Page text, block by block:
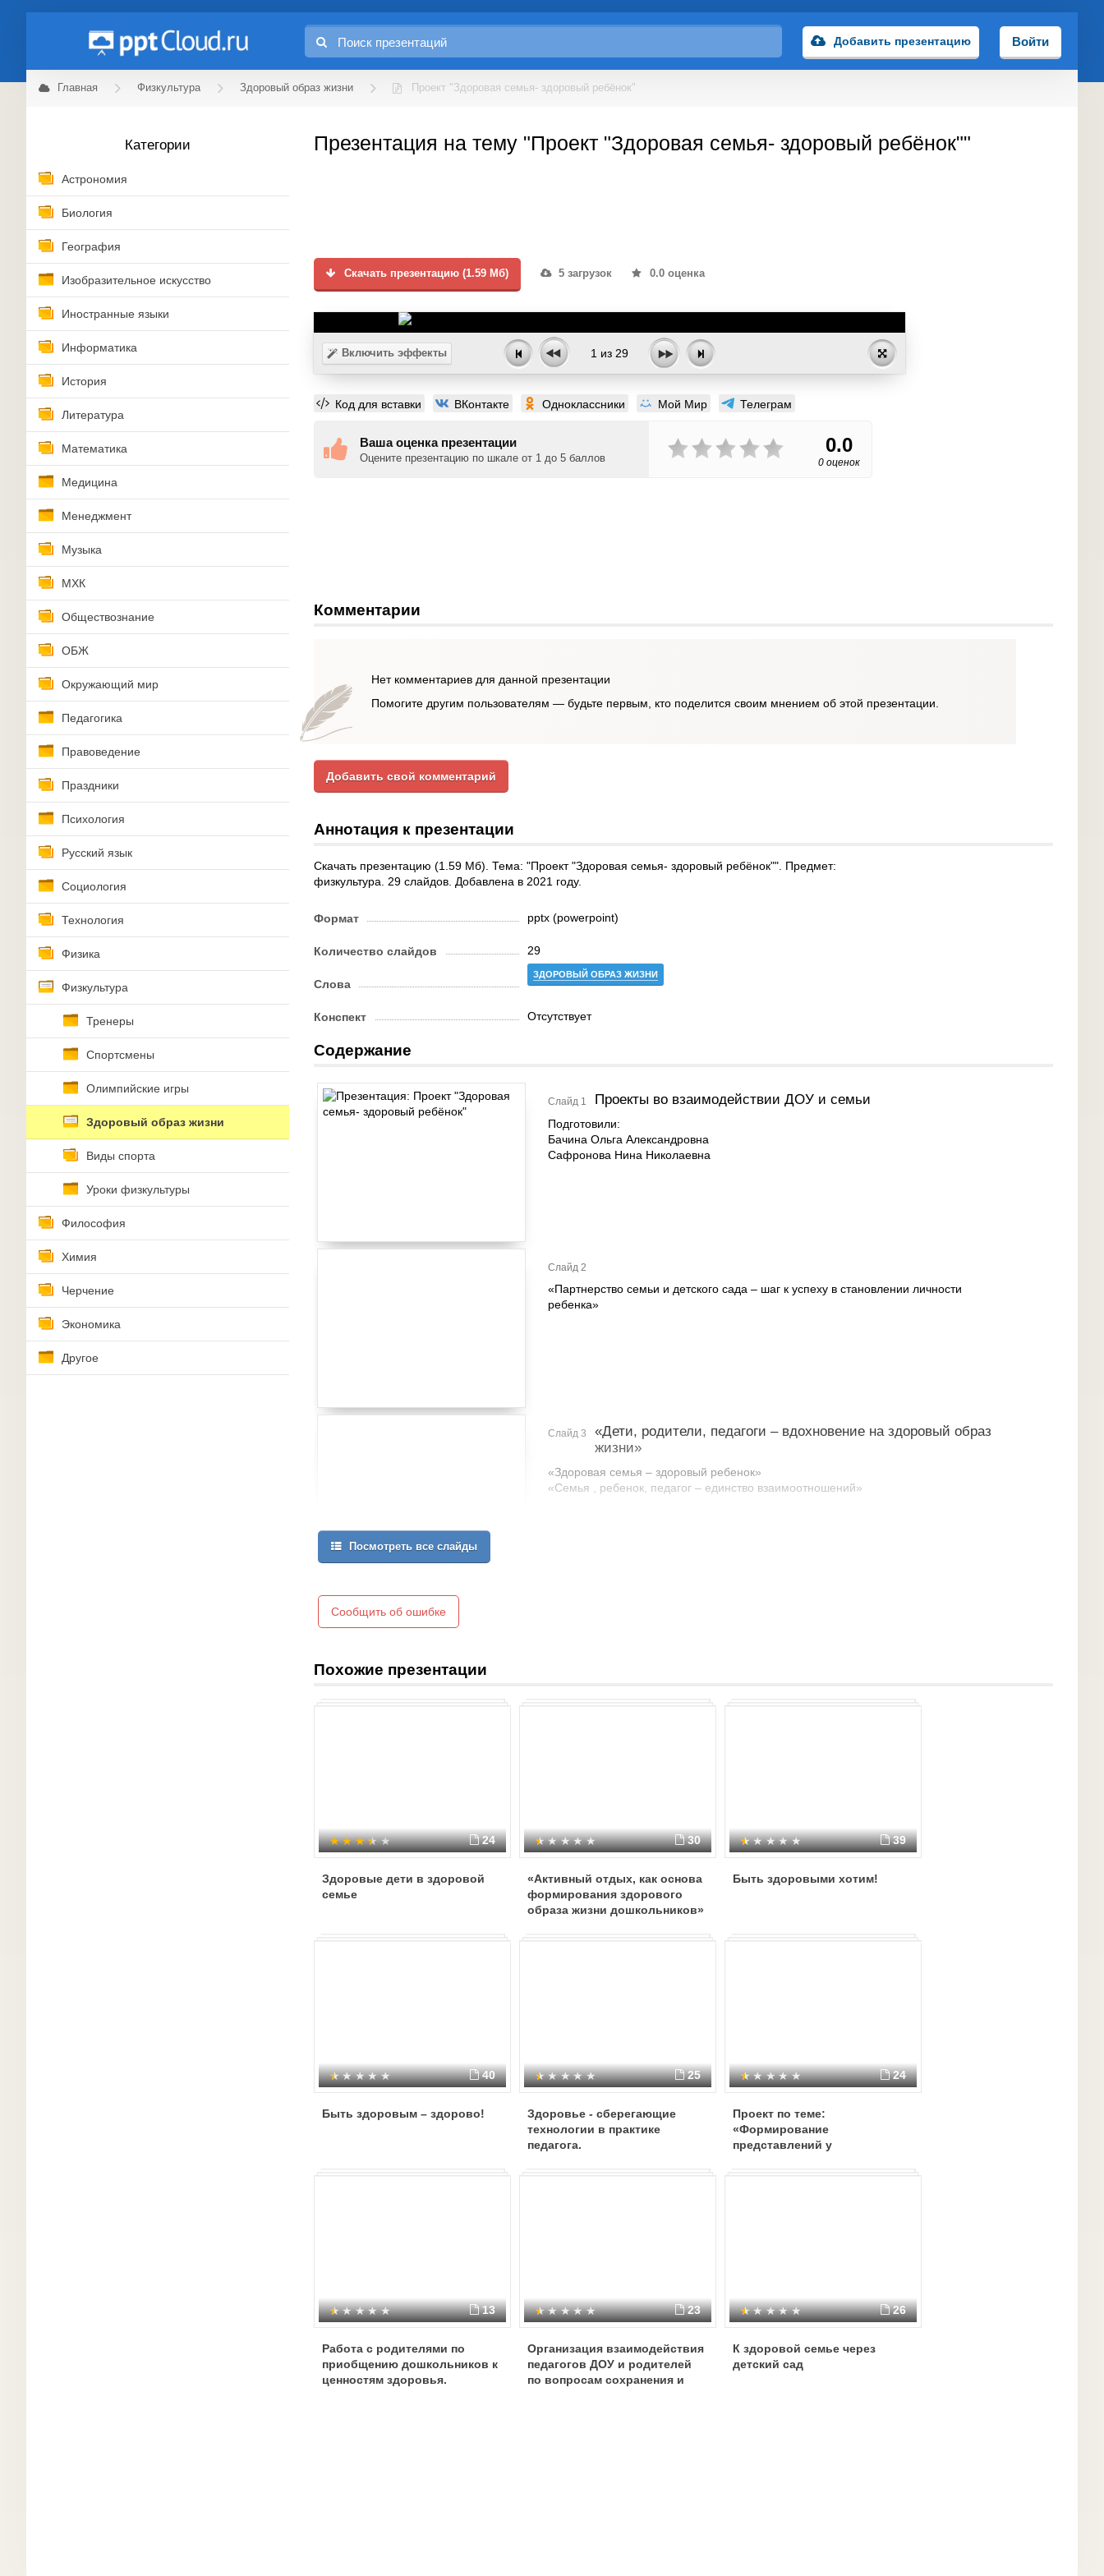
Добавить презентацию Войти
Главная Физкультура Здоровый образ жизни Проект "Здоровая семья- здоровый ребёнок"
Категории
Астрономия
Биология
География
Изобразительное искусство
Иностранные языки
Информатика
История
Литература
Математика
Медицина
Менеджмент
Музыка
МХК
Обществознание
ОБЖ
Окружающий мир
Педагогика
Правоведение
Праздники
Психология
Русский язык
Социология
Технология
Физика
Физкультура
Тренеры
Спортсмены
Олимпийские игры
Здоровый образ жизни
Виды спорта
Уроки физкультуры
Философия
Химия
Черчение
Экономика
Другое
Презентация на тему "Проект "Здоровая семья- здоровый ребёнок""
Скачать презентацию (1.59 Мб) 5 загрузок 0.0 оценка
Включить эффекты 1 из 29
Код для вставки ВКонтакте Одноклассники Мой Мир Телеграм
Ваша оценка презентации
Оцените презентацию по шкале от 1 до 5 баллов
0.0
0 оценок
Комментарии
Нет комментариев для данной презентации
Помогите другим пользователям — будьте первым, кто поделится своим мнением об этой презентации.
Добавить свой комментарий
Аннотация к презентации
Скачать презентацию (1.59 Мб). Тема: "Проект "Здоровая семья- здоровый ребёнок"". Предмет:
физкультура. 29 слайдов. Добавлена в 2021 году.
Формат pptx (powerpoint)
Количество слайдов 29
Слова
ЗДОРОВЫЙ ОБРАЗ ЖИЗНИ
Конспект Отсутствует
Содержание
Слайд 1 Проекты во взаимодействии ДОУ и семьи
Подготовили:
Бачина Ольга Александровна
Сафронова Нина Николаевна
Слайд 2
«Партнерство семьи и детского сада – шаг к успеху в становлении личности
ребенка»
Слайд 3
«Дети, родители, педагоги – вдохновение на здоровый образ
жизни»
«Здоровая семья – здоровый ребенок»
«Семья , ребенок, педагог – единство взаимоотношений»
Посмотреть все слайды
Сообщить об ошибке
Похожие презентации
24
Здоровые дети в здоровой
семье
30
«Активный отдых, как основа
формирования здорового
образа жизни дошкольников»
39
Быть здоровыми хотим!
40
Быть здоровым – здорово!
25
Здоровье - сберегающие
технологии в практике
педагога.
24
Проект по теме:
«Формирование
представлений у
13
Работа с родителями по
приобщению дошкольников к
ценностям здоровья.
23
Организация взаимодействия
педагогов ДОУ и родителей
по вопросам сохранения и
26
К здоровой семье через
детский сад